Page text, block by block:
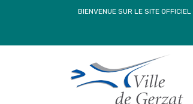
BIENVENUE SUR LE SITE